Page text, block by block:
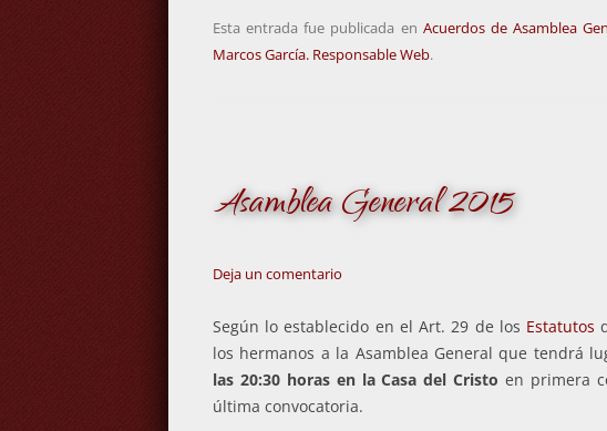
Esta entrada fue publicada en Acuerdos de Asamblea
Marcos García. Responsable Web.
Asamblea General 2015
Deja un comentario
Según lo establecido en el Art. 29 de los Estatutos
los hermanos a la Asamblea General que tendrá
las 20:30 horas en la Casa del Cristoen primera
última convocatoria.